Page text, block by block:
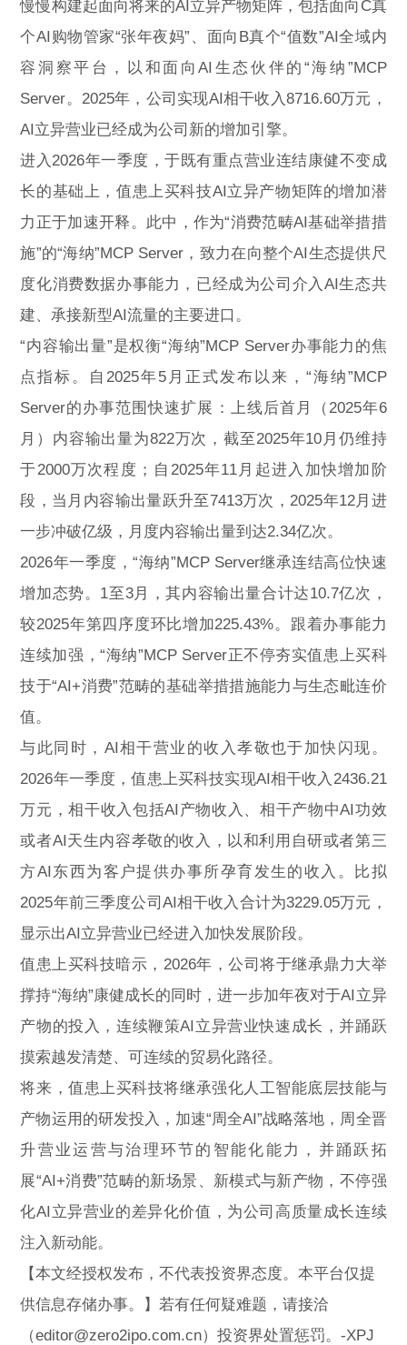
慢慢构建起面向将来的AI立异产物矩阵，包括面向C真
个AI购物管家“张年夜妈”、面向B真个“值数”AI全域内
容洞察平台，以和面向AI生态伙伴的“海纳”MCP
Server。2025年，公司实现AI相干收入8716.60万元，
AI立异营业已经成为公司新的增加引擎。
进入2026年一季度，于既有重点营业连结康健不变成
长的基础上，值患上买科技AI立异产物矩阵的增加潜
力正于加速开释。此中，作为“消费范畴AI基础举措措
施”的“海纳”MCP Server，致力在向整个AI生态提供尺
度化消费数据办事能力，已经成为公司介入AI生态共
建、承接新型AI流量的主要进口。
“内容输出量”是权衡“海纳”MCP Server办事能力的焦
点指标。自2025年5月正式发布以来，“海纳”MCP
Server的办事范围快速扩展：上线后首月（2025年6
月）内容输出量为822万次，截至2025年10月仍维持
于2000万次程度；自2025年11月起进入加快增加阶
段，当月内容输出量跃升至7413万次，2025年12月进
一步冲破亿级，月度内容输出量到达2.34亿次。
2026年一季度，“海纳”MCP Server继承连结高位快速
增加态势。1至3月，其内容输出量合计达10.7亿次，
较2025年第四序度环比增加225.43%。跟着办事能力
连续加强，“海纳”MCP Server正不停夯实值患上买科
技于“AI+消费”范畴的基础举措措施能力与生态毗连价
值。
与此同时，AI相干营业的收入孝敬也于加快闪现。
2026年一季度，值患上买科技实现AI相干收入2436.21
万元，相干收入包括AI产物收入、相干产物中AI功效
或者AI天生内容孝敬的收入，以和利用自研或者第三
方AI东西为客户提供办事所孕育发生的收入。比拟
2025年前三季度公司AI相干收入合计为3229.05万元，
显示出AI立异营业已经进入加快发展阶段。
值患上买科技暗示，2026年，公司将于继承鼎力大举
撑持“海纳”康健成长的同时，进一步加年夜对于AI立异
产物的投入，连续鞭策AI立异营业快速成长，并踊跃
摸索越发清楚、可连续的贸易化路径。
将来，值患上买科技将继承强化人工智能底层技能与
产物运用的研发投入，加速“周全AI”战略落地，周全晋
升营业运营与治理环节的智能化能力，并踊跃拓
展“AI+消费”范畴的新场景、新模式与新产物，不停强
化AI立异营业的差异化价值，为公司高质量成长连续
注入新动能。
【本文经授权发布，不代表投资界态度。本平台仅提
供信息存储办事。】若有任何疑难题，请接洽
（editor@zero2ipo.com.cn）投资界处置惩罚。-XPJ